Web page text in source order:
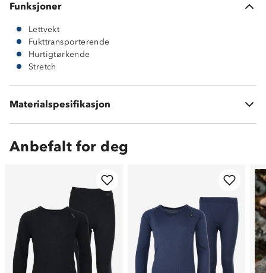
Funksjoner
Lettvekt
Fukttransporterende
Hurtigtørkende
Stretch
Materialspesifikasjon
100 % polyester
Anbefalt for deg